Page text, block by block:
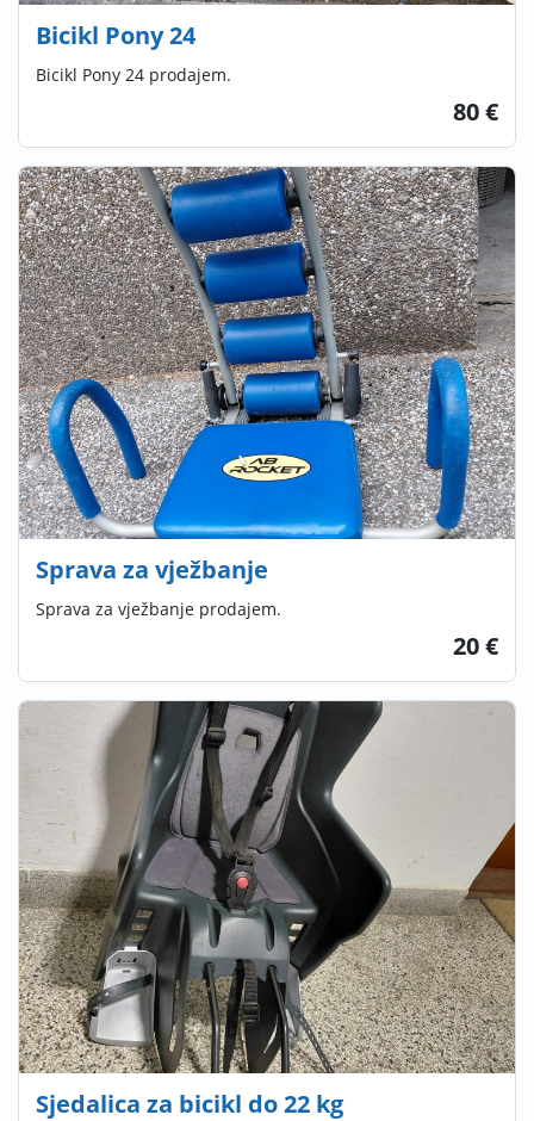
Bicikl Pony 24
Bicikl Pony 24 prodajem.
80 €
Sprava za vježbanje
Sprava za vježbanje prodajem.
20 €
Sjedalica za bicikl do 22 kg